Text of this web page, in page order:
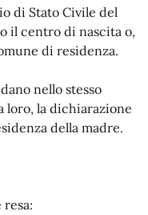
di Stato Civile del
il centro di nascita o,
di residenza.
nello stesso
loro, la dichiarazione
della madre.